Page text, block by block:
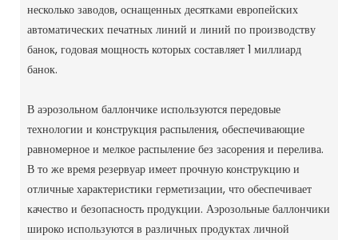
несколько заводов, оснащенных десятками европейских
автоматических печатных линий и линий по производству
банок, годовая мощность которых составляет 1 миллиард
банок.
В аэрозольном баллончике используются передовые
технологии и конструкция распыления, обеспечивающие
равномерное и мелкое распыление без засорения и перелива.
В то же время резервуар имеет прочную конструкцию и
отличные характеристики герметизации, что обеспечивает
качество и безопасность продукции. Аэрозольные баллончики
широко используются в различных продуктах личной